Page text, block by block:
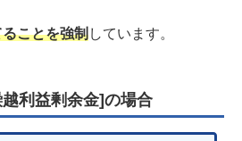
ことを強制しています。
利益剰余金]の場合